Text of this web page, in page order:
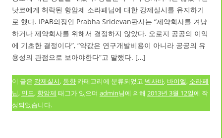
낫코에게 허락된 항암제 소라페닙에 대한 강제실시를 유지하기
로 했다. IPAB의장인 Prabha Sridevan판사는 “제약회사를 겨냥
하거나 제약회사를 위해서 결정하지 않았다. 오로지 공공의 이익
에 기초한 결정이다”, “약값은 연구개발비용이 아니라 공공의 유
용성의 관점으로 보아야한다”고 말했다. […]
이 글은 강제실시, 동향 카테고리에 분류되었고 넥사바, 바이엘, 소라페
닙, 인도, 항암제 태그가 있으며 admin님에 의해 2013년 3월 12일에 작
성되었습니다.